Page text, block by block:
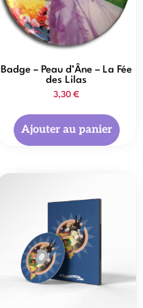
Badge – Peau d’Âne – La Fée
des Lilas
3,30 €
Ajouter au panier